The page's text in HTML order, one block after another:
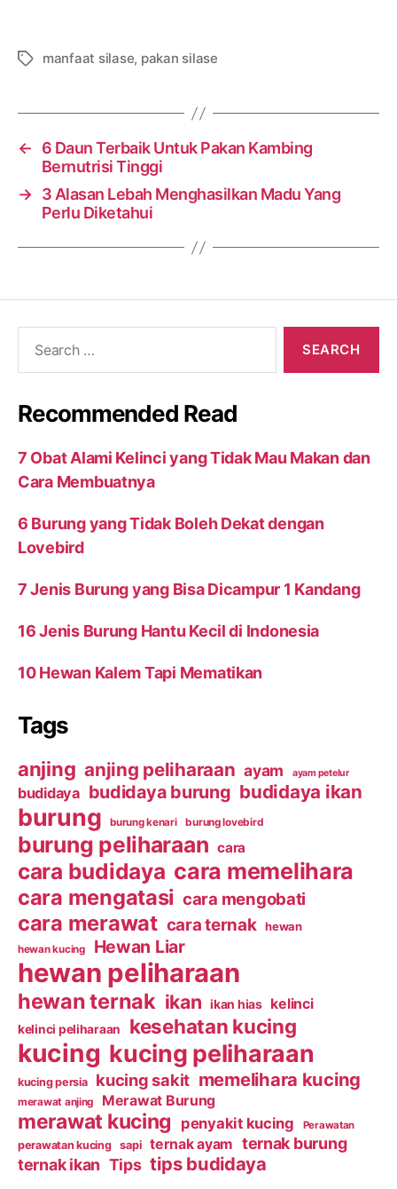
Tagsmanfaat silase, pakan silase
←
6 Daun Terbaik Untuk Pakan Kambing
Bernutrisi Tinggi
→ 3 Alasan Lebah Menghasilkan Madu Yang
Perlu Diketahui
Recommended Read
7 Obat Alami Kelinci yang Tidak Mau Makan dan
Cara Membuatnya
6 Burung yang Tidak Boleh Dekat dengan
Lovebird
7 Jenis Burung yang Bisa Dicampur 1 Kandang
16 Jenis Burung Hantu Kecil di Indonesia
10 Hewan Kalem Tapi Mematikan
Tags
anjing anjing peliharaan ayam ayam petelur
budidaya budidaya burung budidaya ikan
burung burung kenari burung lovebird
burung peliharaan cara
cara budidaya cara memelihara
cara mengatasi cara mengobati
cara merawat cara ternak hewan
hewan kucing Hewan Liar
hewan peliharaan
hewan ternak ikan ikan hias kelinci
kelinci peliharaan kesehatan kucing
kucing kucing peliharaan
kucing persia kucing sakit memelihara kucing
merawat anjing Merawat Burung
merawat kucing penyakit kucing Perawatan
perawatan kucing sapi ternak ayam ternak burung
ternak ikan Tips tips budidaya